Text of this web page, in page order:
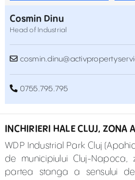
Cosmin Dinu
Head of Industrial
0755.795.795
INCHIRIERI HALE CLUJ, ZONA
WDP Industrial Park Cluj
de municipiului Cluj-
partea stanga a sensului